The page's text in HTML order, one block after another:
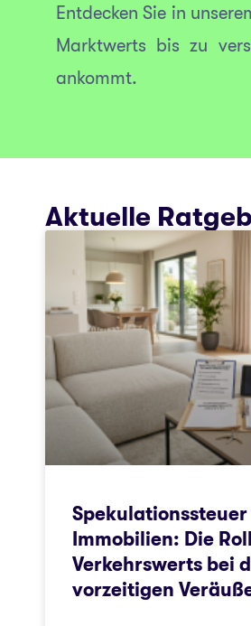
Entdecken Sie in
Marktwerts bis zu
ankommt.
Aktuelle
Spekulationssteuer
Immobilien: Die
Verkehrswerts bei
vorzeitigen